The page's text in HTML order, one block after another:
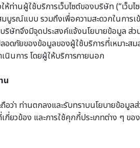
ท่านผู้ใช้บริการเว็บไซต์ของบริษัท (“เว็
รณ์แบบ รวมถึงเพื่อความสะดวกในการเ
ษัทจึงมีจุดประสงค์แจ้งนโยบายข้อมูล
ดภัยของข้อมูลของผู้ใช้บริการที่เหมาะ
นินการ โดยผู้ให้บริการภายนอก
น
ถือว่า ท่านตกลงและรับทราบนโยบายข้
ยวข้อง และการใช้คุกกี้ประเภทต่าง ๆ